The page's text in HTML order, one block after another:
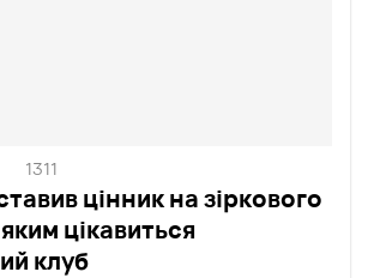
цінник на зіркового
цікавиться
клуб
1311